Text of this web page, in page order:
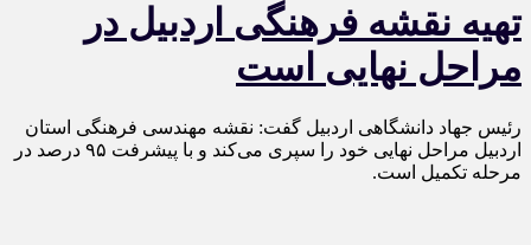
تهیه نقشه فرهنگی اردبیل در
مراحل نهایی است
رئیس جهاد دانشگاهی اردبیل گفت: نقشه مهندسی فرهنگی استان
اردبیل مراحل نهایی خود را سپری می‌کند و با پیشرفت ۹۵ درصد در
مرحله تکمیل است.